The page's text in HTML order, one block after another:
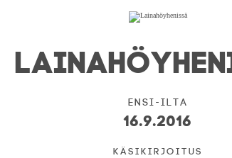
Ensi-ilta
16.9.2016